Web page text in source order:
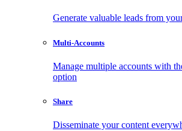
Generate valuable leads from
Multi-Accounts
Manage multiple accounts with
option
Share
Disseminate your content